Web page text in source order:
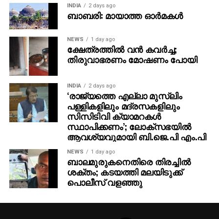
സന്തോഷ്, സൗണ്ട് ഡിസൈൻ – കിഷൻ മോഹൻ,
വിഎഫ്എക്സ് സൂപ്പർവൈസർ – എസ് സന്തോഷ്
രാജു, വിഎഫ്എക്സ് കോഓർഡിനേറ്റർ – ഡിക്സൻ പി
ജോ, വിഎഫ്എക്സ് – വിശ്വ എഫ് എക്സ്, സിങ്ക്
സൗണ്ട് – സപ്ത റെക്കോർഡ്സ്, സ്റ്റിൽസ്- നിദാദ്,
ടൈറ്റിൽ ഡിസൈൻ – ആഷിഫ് സലീം, പബ്ലിസിറ്റി
ഡിസൈൻസ്- ആൻ്റണി സ്റ്റീഫൻ, ആഷിഫ് സലീം,
ഡിജിറ്റൽ മാർക്കറ്റിംഗ്- വിഷ്ണു സുഗതൻ, ഓവർസീസ്
ഡിസ്ട്രിബൂഷൻ പാർട്ണർ- ട്രൂത് ഗ്ലോബൽ ഫിലിംസ്,
പിആർഓ – വൈശാഖ് സി വടക്കേവീട്, ജിനു
അനിൽകുമാർ.
INDIA 2 days ago
ബാബരി: മായാത്ത ഓര്‍മകള്‍
NEWS 1 day ago
ക്ഷേത്രത്തില്‍ വന്‍ കവര്‍ച്ച;
തിരുവാഭരണം മോഷണം പോയി
INDIA 2 days ago
‘രാജ്യത്തെ എല്ലാ മുസ്‌ലിം
പള്ളികളിലും മദ്രസകളിലും
സിസിടിവി ക്യാമറകള്‍
സ്ഥാപിക്കണം’; ലോക്‌സഭയില്‍
ആവശ്യവുമായി ബി.ജെ.പി എം.പി
NEWS 1 day ago
ബാലമുരുകനെതിരെ തിരച്ചില്‍
ശക്തം; കടയത്തി മലയിടുക്ക്
പൊലീസ് വളഞ്ഞു